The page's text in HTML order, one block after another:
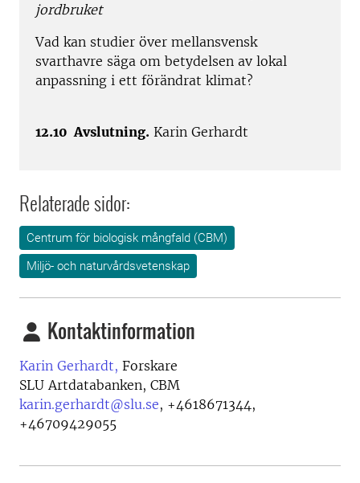
jordbruket
Vad kan studier över mellansvensk
svarthavre säga om betydelsen av lokal
anpassning i ett förändrat klimat?
12.10 Avslutning. Karin Gerhardt
Relaterade sidor:
Centrum för biologisk mångfald (CBM)
Miljö- och naturvårdsvetenskap
Kontaktinformation
Karin Gerhardt, Forskare
SLU Artdatabanken, CBM
karin.gerhardt@slu.se, +4618671344,
+46709429055